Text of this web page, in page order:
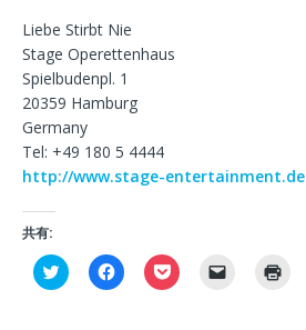
Liebe Stirbt Nie
Stage Operettenhaus
Spielbudenpl. 1
20359 Hamburg
Germany
Tel: +49 180 5 4444
http://www.stage-entertainment.de
共有:
ク
リ
F
a
ク
リ